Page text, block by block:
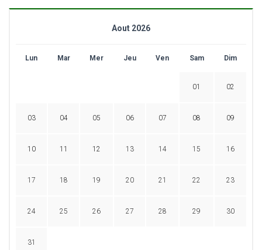
Aout 2026
Lun Mar Mer Jeu Ven Sam Dim
01 02
03 04 05 06 07 08 09
10 11 12 13 14 15 16
17 18 19 20 21 22 23
24 25 26 27 28 29 30
31